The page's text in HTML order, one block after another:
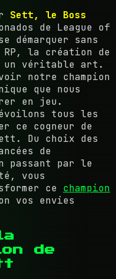
Sett, le Boss
de League of
démarquer sans
RP, la création de
un véritable art.
notre champion
que nous
en jeu.
tous les
ce cogneur de
Du choix des
de
passant par le
vous
ce champion
vos envies
de